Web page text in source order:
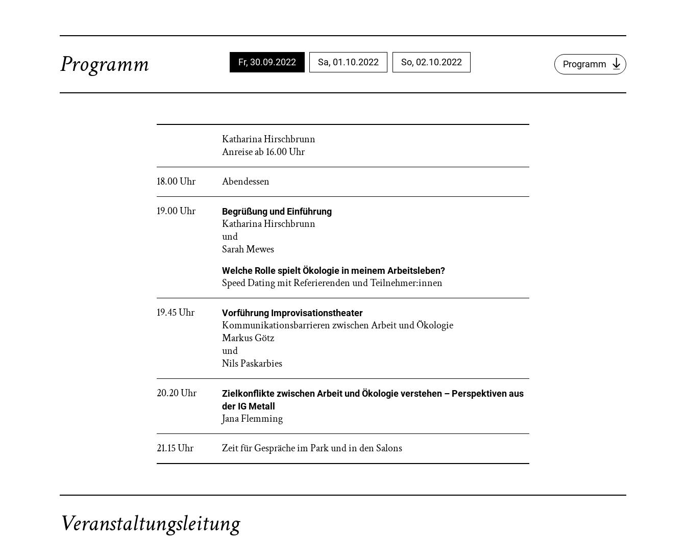
Programm Fr, 30.09.2022 Sa, 01.10.2022 So, 02.10.2022 Programm
Katharina Hirschbrunn
Anreise ab 16.00 Uhr
18.00 Uhr Abendessen
19.00 Uhr Begrüßung und Einführung
Katharina Hirschbrunn
und
Sarah Mewes
Welche Rolle spielt Ökologie in meinem Arbeitsleben?
Speed Dating mit Referierenden und Teilnehmer:innen
19.45 Uhr Vorführung Improvisationstheater
Kommunikationsbarrieren zwischen Arbeit und Ökologie
Markus Götz
und
Nils Paskarbies
20.20 Uhr
Zielkonflikte zwischen Arbeit und Ökologie verstehen – Perspektiven aus
der IG Metall
Jana Flemming
21.15 Uhr Zeit für Gespräche im Park und in den Salons
Veranstaltungsleitung